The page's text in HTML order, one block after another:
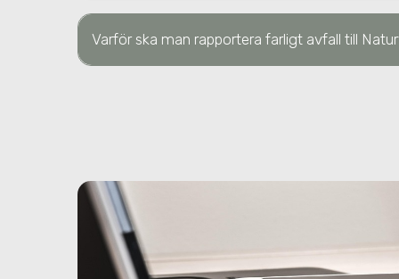
Varför ska man rapportera farligt avfall till